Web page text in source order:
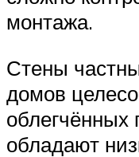
монтажа.
Стены
домов
облегчённых
обладают